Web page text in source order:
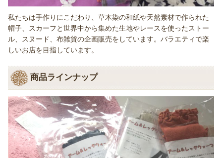
私たちは手作りにこだわり、草木染の和紙や天然素材で作られた
帽子、スカーフと世界中から集めた生地やレースを使ったストー
ル、スヌード、布雑貨の企画販売をしています。バラエティで楽
しいお店を目指しています。
商品ラインナップ